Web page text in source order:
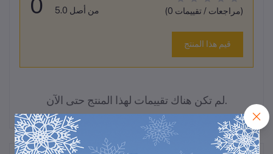
0 من أصل 5.0 (0 مراجعات / تقييمات)
قيم هذا المنتج
لم تكن هناك تقييمات لهذا المنتج حتى الآن.